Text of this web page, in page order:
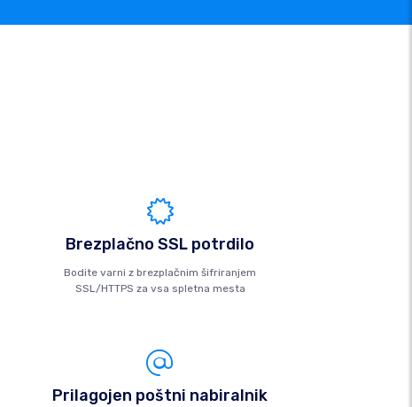
Brezplačno SSL potrdilo
Bodite varni z brezplačnim šifriranjem
SSL/HTTPS za vsa spletna mesta
Prilagojen poštni nabiralnik